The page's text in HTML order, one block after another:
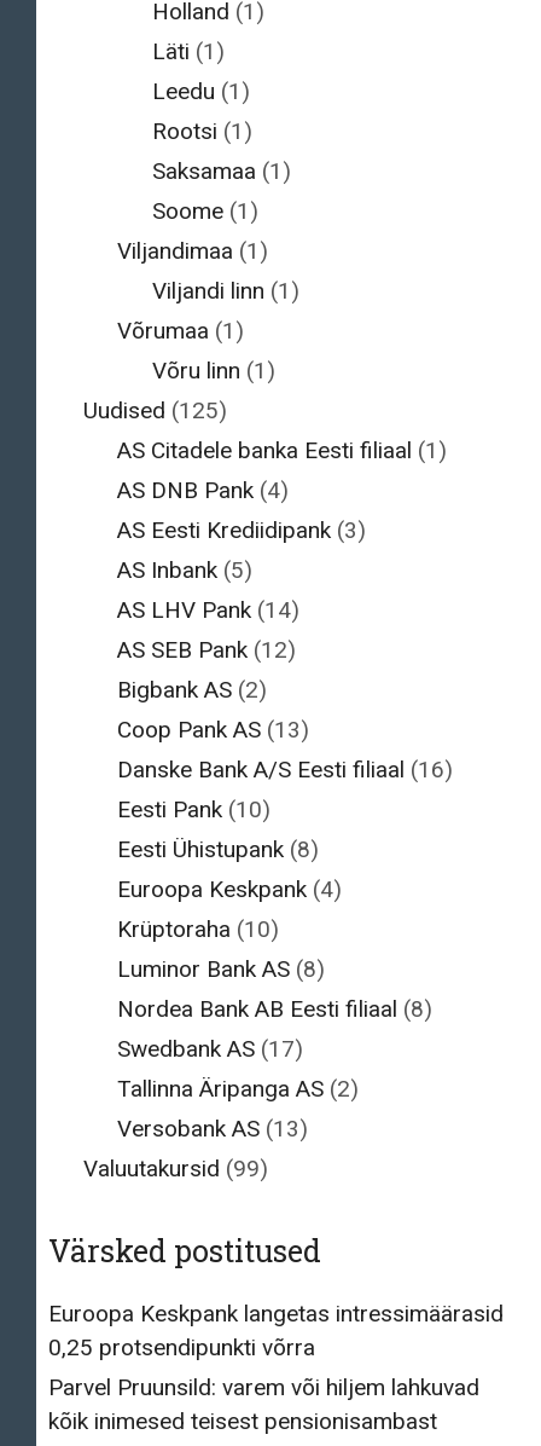
Holland (1)
Läti (1)
Leedu (1)
Rootsi (1)
Saksamaa (1)
Soome(1)
Viljandimaa (1)
Viljandi linn (1)
Võrumaa (1)
Võru linn (1)
Uudised (125)
AS Citadele banka Eesti filiaal (1)
AS DNB Pank (4)
AS Eesti Krediidipank (3)
AS Inbank (5)
AS LHV Pank (14)
AS SEB Pank (12)
Bigbank AS (2)
Coop Pank AS (13)
Danske Bank A/S Eesti filiaal (16)
Eesti Pank (10)
Eesti Ühistupank (8)
Euroopa Keskpank (4)
Krüptoraha (10)
Luminor Bank AS (8)
Nordea Bank AB Eesti filiaal (8)
Swedbank AS (17)
Tallinna Äripanga AS (2)
Versobank AS (13)
Valuutakursid (99)
Värsked postitused
Euroopa Keskpank langetas intressimäärasid
0,25 protsendipunkti võrra
Parvel Pruunsild: varem või hiljem lahkuvad
kõik inimesed teisest pensionisambast